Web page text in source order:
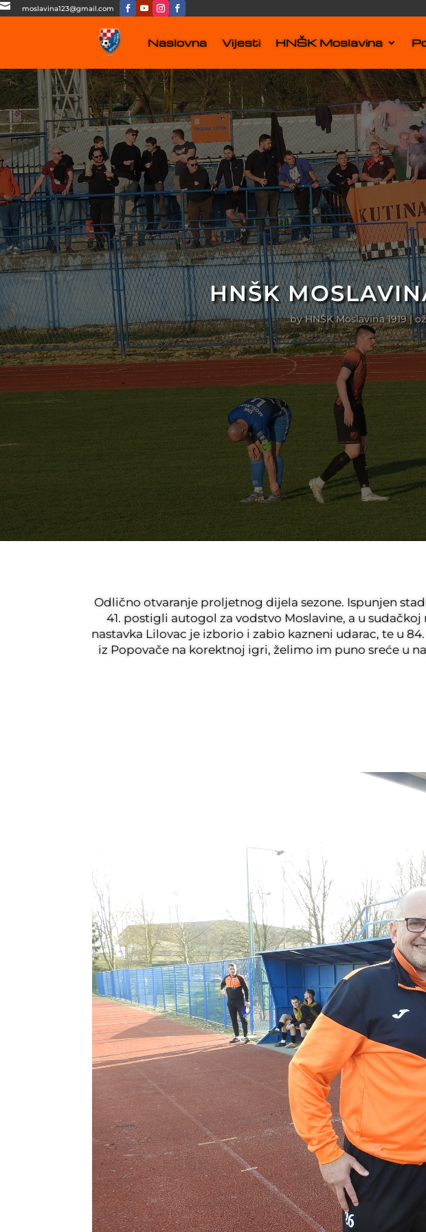
 moslavina123@gmail.com
Naslovna Vijesti HNŠK Moslavina
HNŠK
byHNŠK Moslavina 1919|
Odlično otvaranje proljetnog dijela sezone. Ispunjen
41. postigli autogol za vodstvo Moslavine, a u
nastavka Lilovac je izborio i zabio kazneni udarac, te u
iz Popovače na korektnoj igri, želimo im puno sreće u